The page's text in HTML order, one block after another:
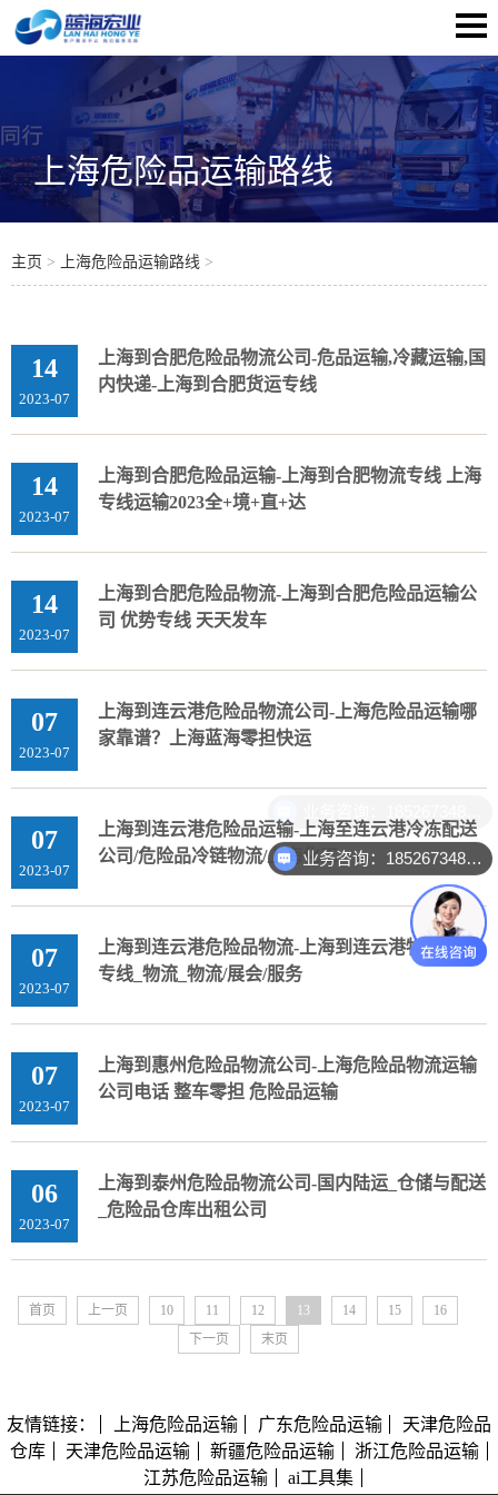
上海危险品运输路线
主页 > 上海危险品运输路线 >
14
2023-07
上海到合肥危险品物流公司-危品运输,冷藏运输,国
内快递-上海到合肥货运专线
14
2023-07
上海到合肥危险品运输-上海到合肥物流专线 上海
专线运输2023全+境+直+达
14
2023-07
上海到合肥危险品物流-上海到合肥危险品运输公
司 优势专线 天天发车
07
2023-07
上海到连云港危险品物流公司-上海危险品运输哪
家靠谱？上海蓝海零担快运
07
2023-07
上海到连云港危险品运输-上海至连云港冷冻配送
公司/危险品冷链物流/上海化工
07
2023-07
上海到连云港危险品物流-上海到连云港物流直达
专线_物流_物流/展会/服务
07
2023-07
上海到惠州危险品物流公司-上海危险品物流运输
公司电话 整车零担 危险品运输
06
2023-07
上海到泰州危险品物流公司-国内陆运_仓储与配送
_危险品仓库出租公司
首页 上一页 10 11 12 13 14 15
16
下一页
末页
友情链接： 上海危险品运输 广东危险品运输
天津危险品
仓库
天津危险品运输 新疆危险品运输
浙江危险品运输
江苏危险品运输
ai工具集
业务咨询：18526734888